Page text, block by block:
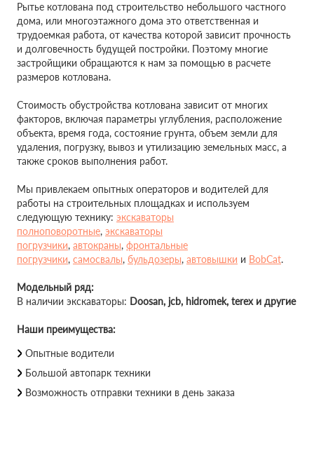
Рытье котлована под строительство небольшого частного
дома, или многоэтажного дома это ответственная и
трудоемкая работа, от качества которой зависит прочность
и долговечность будущей постройки. Поэтому многие
застройщики обращаются к нам за помощью в расчете
размеров котлована.
Стоимость обустройства котлована зависит от многих
факторов, включая параметры углубления, расположение
объекта, время года, состояние грунта, объем земли для
удаления, погрузку, вывоз и утилизацию земельных масс, а
также сроков выполнения работ.
Мы привлекаем опытных операторов и водителей для
работы на строительных площадках и используем
следующую технику: экскаваторы
полноповоротные, экскаваторы
погрузчики, автокраны, фронтальные
погрузчики, самосвалы, бульдозеры, автовышки и BobCat.
Модельный ряд:
В наличии экскаваторы: Doosan, jcb, hidromek, terex и другие
Наши преимущества:
Опытные водители
Большой автопарк техники
Возможность отправки техники в день заказа